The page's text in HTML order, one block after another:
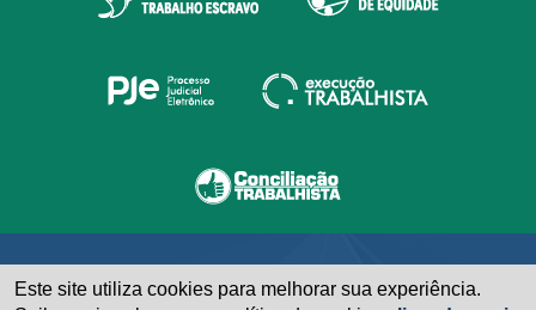
Este site utiliza cookies para melhorar sua experiência.